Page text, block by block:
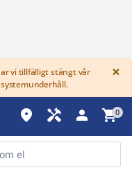
vi tillfälligt stängt vår
×
place handyman person shopping_cart0